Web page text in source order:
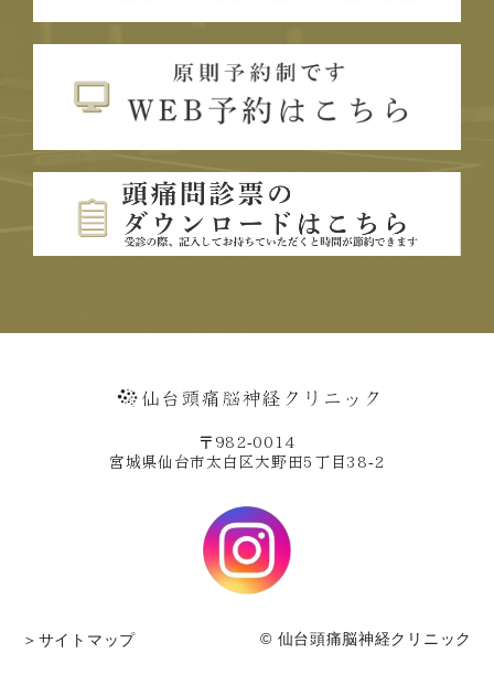
〒982-0014
宮城県仙台市太白区大野田5丁目38-2
＞サイトマップ © 仙台頭痛脳神経クリニック